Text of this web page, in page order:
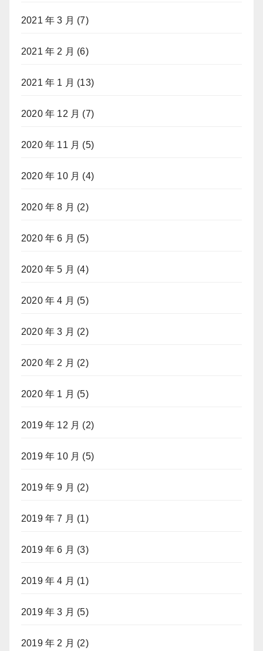
2021 年 3 月 (7)
2021 年 2 月 (6)
2021 年 1 月 (13)
2020 年 12 月 (7)
2020 年 11 月 (5)
2020 年 10 月 (4)
2020 年 8 月 (2)
2020 年 6 月 (5)
2020 年 5 月 (4)
2020 年 4 月 (5)
2020 年 3 月 (2)
2020 年 2 月 (2)
2020 年 1 月 (5)
2019 年 12 月 (2)
2019 年 10 月 (5)
2019 年 9 月 (2)
2019 年 7 月 (1)
2019 年 6 月 (3)
2019 年 4 月 (1)
2019 年 3 月 (5)
2019 年 2 月 (2)